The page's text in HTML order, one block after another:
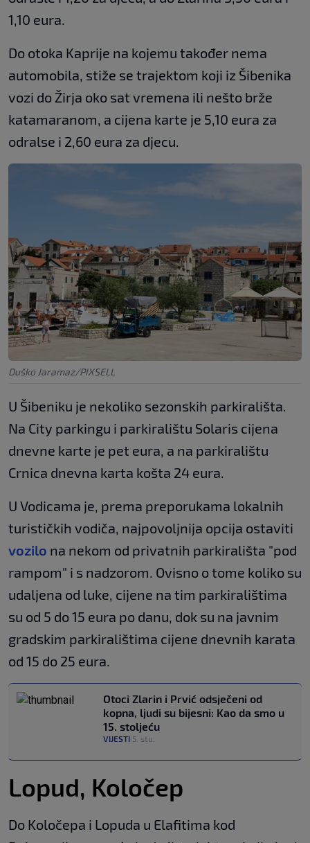
1,10 eura.
Do otoka Kaprije na kojemu također nema
automobila, stiže se trajektom koji iz Šibenika
vozi do Žirja oko sat vremena ili nešto brže
katamaranom, a cijena karte je 5,10 eura za
odralse i 2,60 eura za djecu.
Duško Jaramaz/PIXSELL
U Šibeniku je nekoliko sezonskih parkirališta.
Na City parkingu i parkiralištu Solaris cijena
dnevne karte je pet eura, a na parkiralištu
Crnica dnevna karta košta 24 eura.
U Vodicama je, prema preporukama lokalnih
turističkih vodiča, najpovoljnija opcija ostaviti
vozilo na nekom od privatnih parkirališta "pod
rampom" i s nadzorom. Ovisno o tome koliko su
udaljena od luke, cijene na tim parkiralištima
su od 5 do 15 eura po danu, dok su na javnim
gradskim parkiralištima cijene dnevnih karata
od 15 do 25 eura.
Otoci Zlarin i Prvić odsječeni od
kopna, ljudi su bijesni: Kao da smo u
15. stoljeću
VIJESTI 5. stu.
Lopud, Koločep
Do Koločepa i Lopuda u Elafitima kod